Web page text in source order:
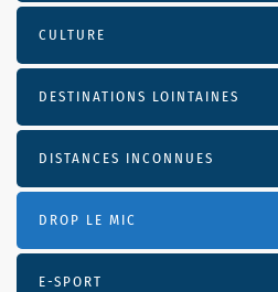
CULTURE
DESTINATIONS LOINTAINES
DISTANCES INCONNUES
DROP LE MIC
E-SPORT